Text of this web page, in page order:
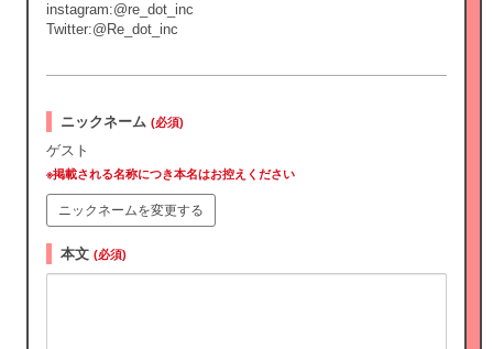
instagram:@re_dot_inc
Twitter:@Re_dot_inc
ニックネーム (必須)
ゲスト
※掲載される名称につき本名はお控えください
ニックネームを変更する
本文 (必須)